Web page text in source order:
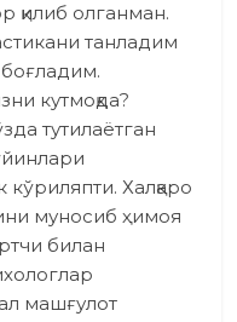
қилиб олганман.
танладим
кутмоқда?
тутилаётган
кўриляпти. Халқаро
муносиб ҳимоя
билан
машғулот